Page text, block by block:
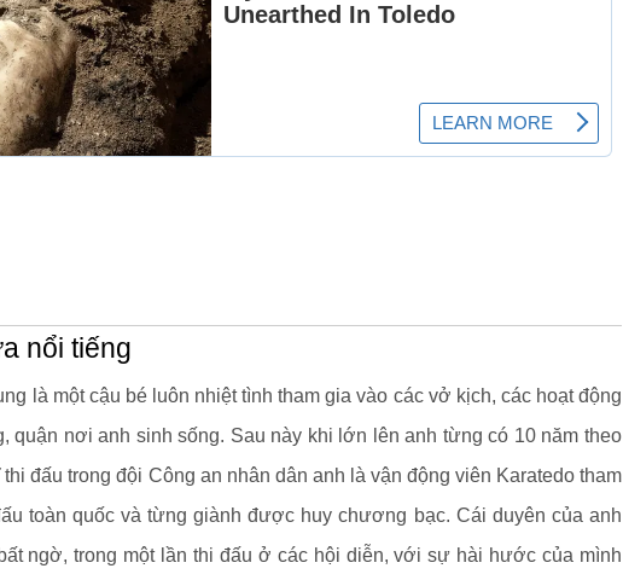
nổi tiếng
là một cậu bé luôn nhiệt tình tham gia vào các vở kịch, các hoạt động
quận nơi anh sinh sống. Sau này khi lớn lên anh từng có 10 năm theo
đấu trong đội Công an nhân dân anh là vận động viên Karatedo tham
toàn quốc và từng giành được huy chương bạc. Cái duyên của anh
ngờ, trong một lần thi đấu ở các hội diễn, với sự hài hước của mình